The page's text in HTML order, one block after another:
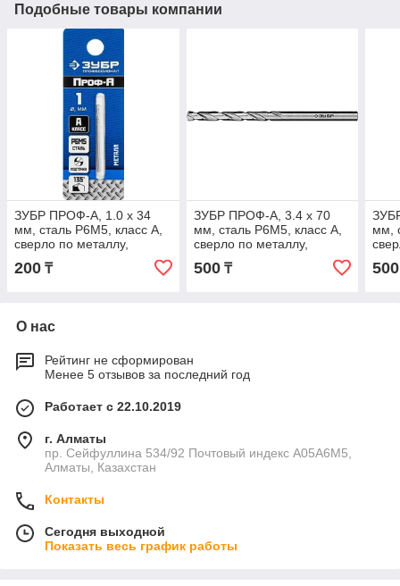
Подобные товары компании
ЗУБР ПРОФ-А, 1.0 х 34
мм, сталь Р6М5, класс А,
сверло по металлу,
Профессионал (29625-1)
200 ₸
ЗУБР ПРОФ-А, 3.4 х 70
мм, сталь Р6М5, класс А,
сверло по металлу,
Профессионал (29625-
3.4)
500₸
мм,
3.5)
500
О нас
Рейтинг не сформирован
Менее 5 отзывов за последний год
Работает с 22.10.2019
г. Алматы
пр. Сейфуллина 534/92 Почтовый индекс A05A6M5,
Алматы, Казахстан
Контакты
Сегодня выходной
Показать весь график работы